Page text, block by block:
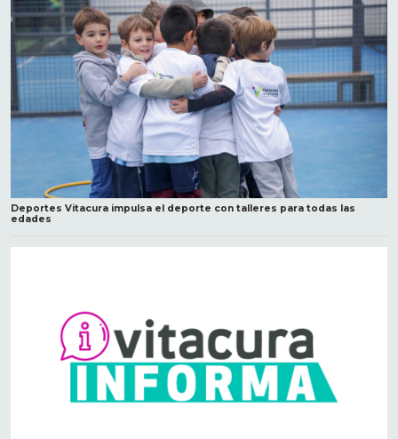
Deportes Vitacura impulsa el deporte con talleres para todas las
edades